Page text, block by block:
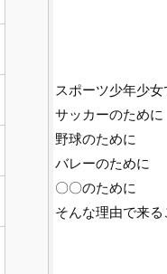
スポーツ少年少
サッカーのために
野球のために
バレーのために
〇〇のために
そんな理由で来る